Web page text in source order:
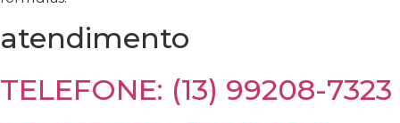
atendimento
TELEFONE: (13) 99208-7323